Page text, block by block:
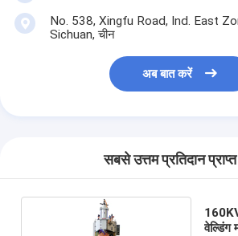
मैनुअल स्पॉट वेल्डिंग मशीन
सिंगल साइड स्पॉट वेल्डिंग मशीन
लेजर वेल्डर मशीन
No. 538, Xingfu Road, Ind. East
Sichuan, चीन
अब बात करें
सबसे उत्तम प्रतिदान
वेल्डिंग